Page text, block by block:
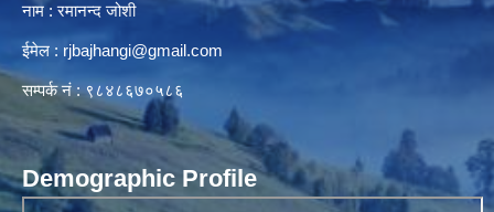
नाम : रमानन्द जोशी
ईमेल : rjbajhangi@gmail.com
सम्पर्क नं : ९८४८६७०५८६
Demographic Profile